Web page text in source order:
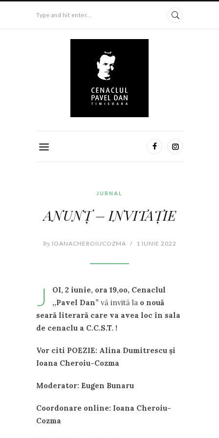
Type and hit enter...
JURNAL
ANUNȚ – INVITAȚIE
By IOANACHEROIUCOZMA / 1 IUNIE 2022
J
OI, 2 iunie, ora 19,oo, Cenaclul
,,Pavel Dan” vă invită la o nouă
seară literară care va avea loc în sala
de cenaclu a C.C.S.T. !
Vor citi POEZIE: Alina Dumitrescu și
Ioana Cheroiu-Cozma
Moderator: Eugen Bunaru
Coordonare online: Ioana Cheroiu-
Cozma